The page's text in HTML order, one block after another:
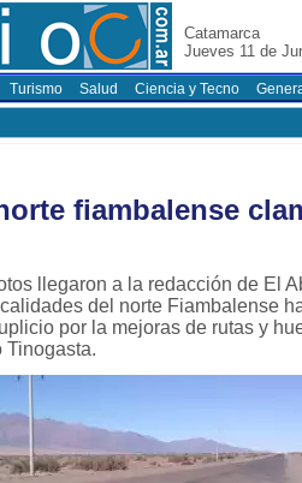
Catamarca
Jueves 11 de
Turismo Salud Ciencia y Tecno
fiambalense
llegaron a la redacción de El
del norte Fiambalense
por la mejoras de rutas y
Tinogasta.